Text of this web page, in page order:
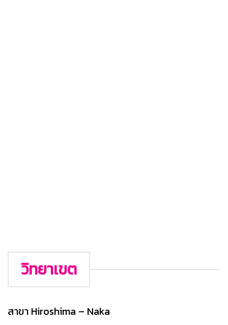
วิทยาเขต
สาขา Hiroshima – Naka